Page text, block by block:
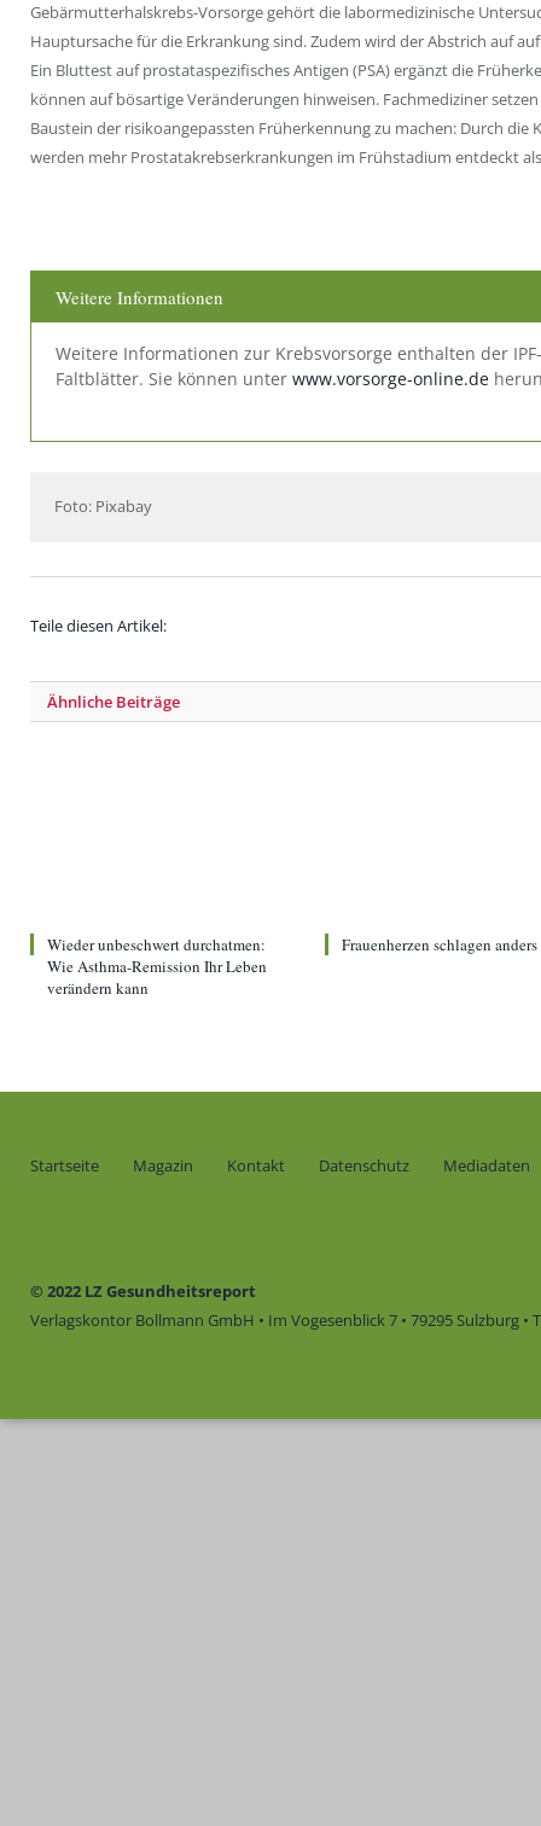
Gebärmutterhalskrebs-Vorsorge gehört die labormedizinische
Hauptursache für die Erkrankung sind. Zudem wird der Abstrich auf
Ein Bluttest auf prostataspezifisches Antigen (PSA) ergänzt die
können auf bösartige Veränderungen hinweisen. Fachmediziner
Baustein der risikoangepassten Früherkennung zu machen: Durch
werden mehr Prostatakrebserkrankungen im Frühstadium entdeckt
Weitere Informationen
Weitere Informationen zur Krebsvorsorge enthalten der
Faltblätter. Sie können unter www.vorsorge-online.de
Foto: Pixabay
Teile diesen Artikel:
Ähnliche Beiträge
Wieder unbeschwert durchatmen:
Wie Asthma-Remission Ihr Leben
verändern kann
Frauenherzen schlagen anders
Startseite Magazin Kontakt Datenschutz Mediadaten
© 2022 LZ Gesundheitsreport
Verlagskontor Bollmann GmbH • Im Vogesenblick 7 • 79295 Sulzburg •